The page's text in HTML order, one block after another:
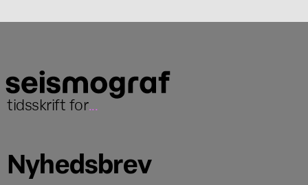
tidsskrift for...
Nyhedsbrev